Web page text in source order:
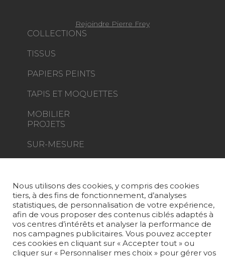
COLLECTIONS
TISSUS
PAPIERS PEINTS
TAPIS ET MOQUETTES
MOBILIER
PROJETS
SUR-MESURE
LA MAISON
OÙ NOUS TROUVER ?
Rejoindre Pierre Frey
Nous utilisons des cookies, y compris des cookies
tiers, à des fins de fonctionnement, d’analyses
statistiques, de personnalisation de votre expérience,
afin de vous proposer des contenus ciblés adaptés à
vos centres d’intérêts et analyser la performance de
nos campagnes publicitaires. Vous pouvez accepter
ces cookies en cliquant sur « Accepter tout » ou
cliquer sur « Personnaliser mes choix » pour gérer vos